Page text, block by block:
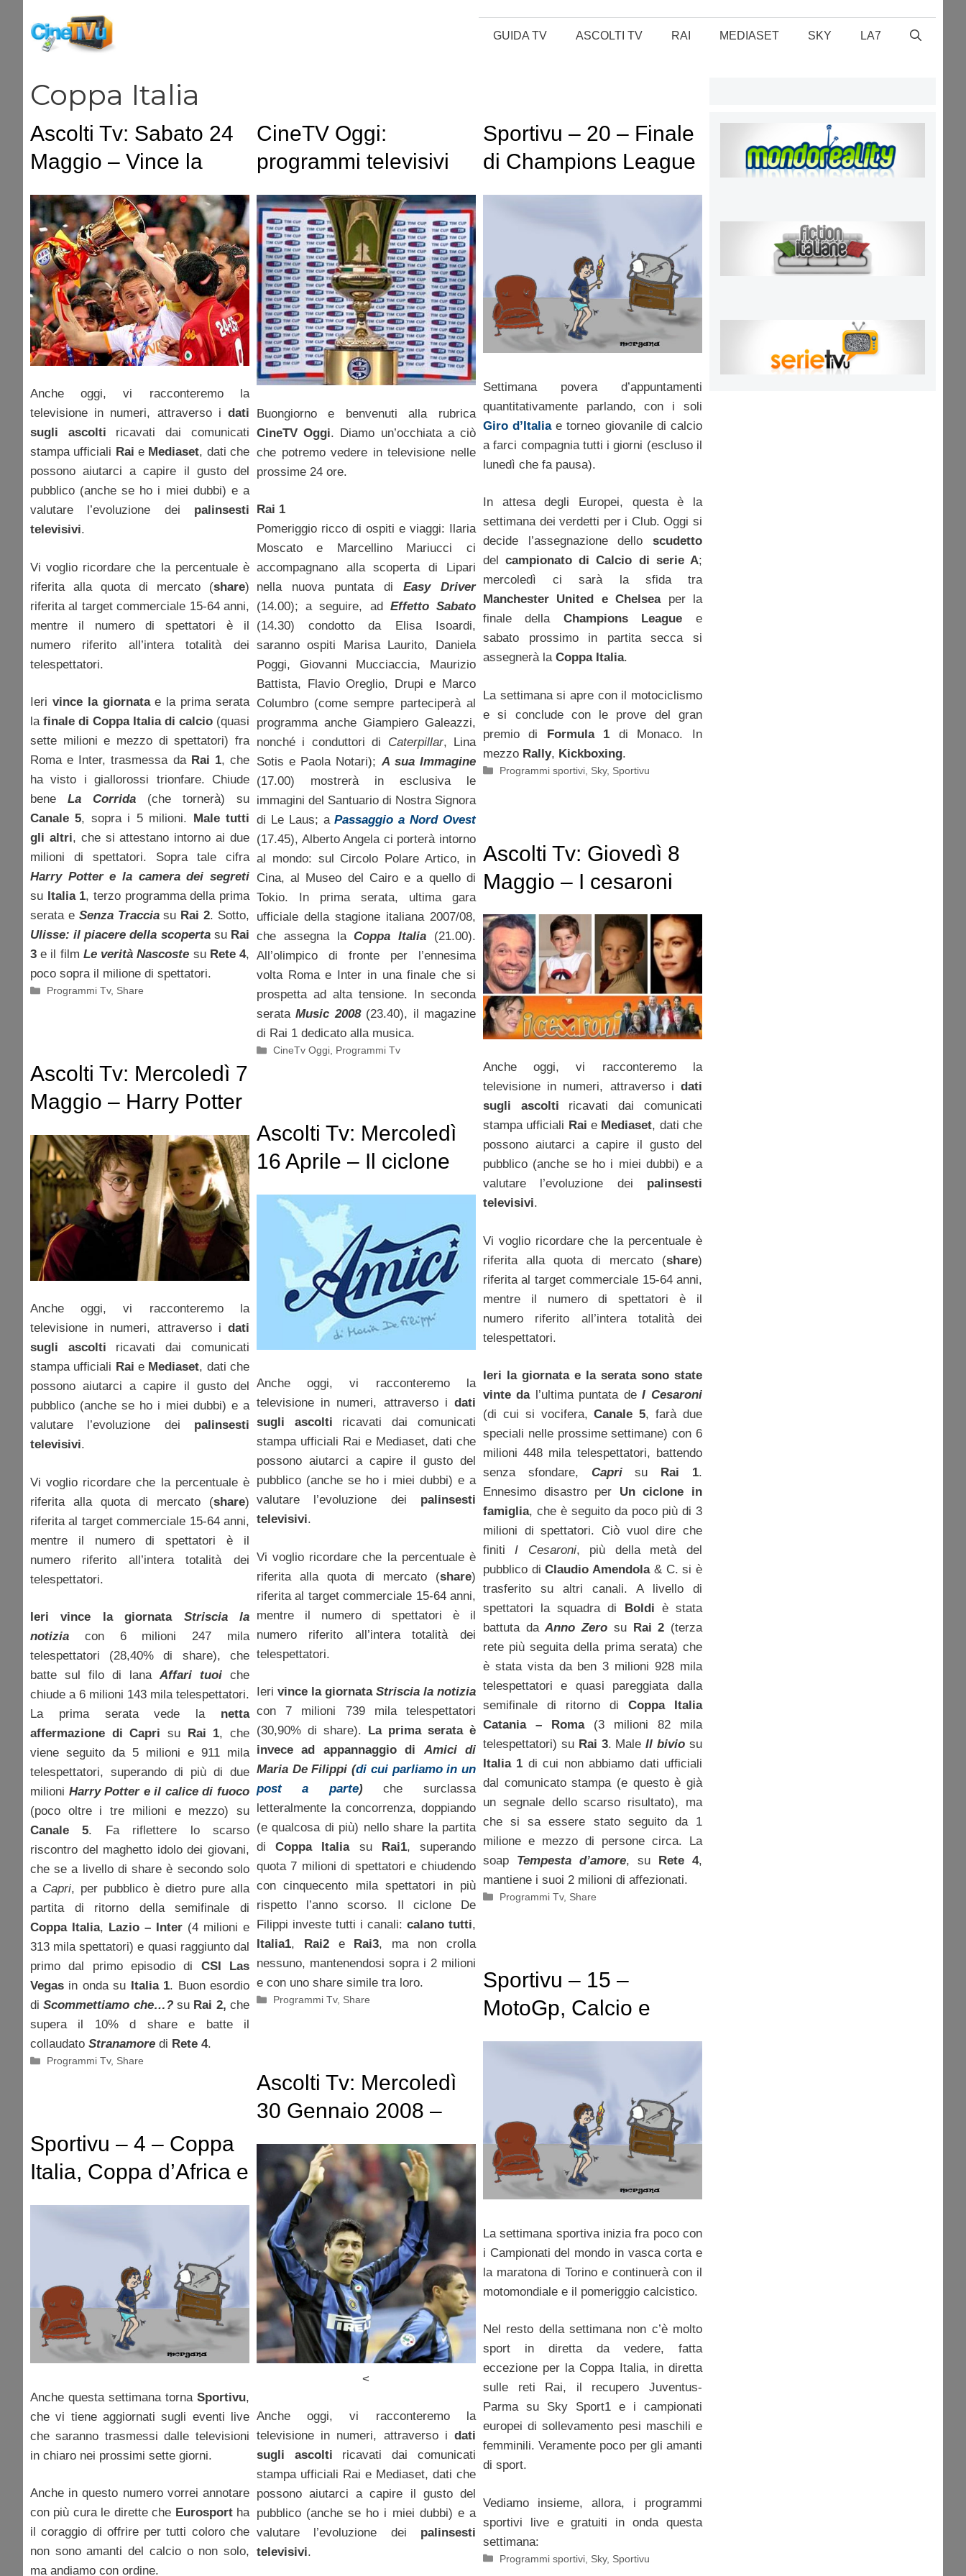
contenuto
GUIDA TV ASCOLTI TV RAI MEDIASET SKY LA7
Coppa Italia
Ascolti Tv: Sabato 24
Maggio – Vince la
finale di Coppa Italia.
Chiude bene La
Corrida
Anche oggi, vi racconteremo la
televisione in numeri, attraverso i dati
sugli ascolti ricavati dai comunicati
stampa ufficiali Rai e Mediaset, dati che
possono aiutarci a capire il gusto del
pubblico (anche se ho i miei dubbi) e a
valutare l’evoluzione dei palinsesti
televisivi.
Vi voglio ricordare che la percentuale è
riferita alla quota di mercato (share)
riferita al target commerciale 15-64 anni,
mentre il numero di spettatori è il
numero riferito all’intera totalità dei
telespettatori.
Ieri vince la giornatae la prima serata
la finale di Coppa Italia di calcio (quasi
sette milioni e mezzo di spettatori) fra
Roma e Inter, trasmessa da Rai 1, che
ha visto i giallorossi trionfare. Chiude
bene La Corrida (che tornerà) su
Canale 5, sopra i 5 milioni.
Male tutti
gli altri, che si attestano intorno ai due
milioni di spettatori. Sopra tale cifra
Harry Potter e la camera dei segreti
su Italia 1, terzo programma della prima
serata e Senza Tracciasu Rai 2. Sotto,
Ulisse: il piacere della scopertasu Rai
3 e il film Le verità Nascoste su Rete 4,
poco sopra il milione di spettatori.
Categorie
Programmi Tv, Share
CineTV Oggi:
programmi televisivi
24 maggio
Buongiorno e benvenuti alla rubrica
CineTV Oggi. Diamo un’occhiata a ciò
che potremo vedere in televisione nelle
prossime 24 ore.
Rai 1
Pomeriggio ricco di ospiti e viaggi: Ilaria
Moscato e Marcellino Mariucci ci
accompagnano alla scoperta di Lipari
nella nuova puntata di Easy Driver
(14.00); a seguire, ad Effetto Sabato
(14.30) condotto da Elisa Isoardi,
saranno ospiti Marisa Laurito, Daniela
Poggi, Giovanni Mucciaccia, Maurizio
Battista, Flavio Oreglio, Drupi e Marco
Columbro (come sempre parteciperà al
programma anche Giampiero Galeazzi,
nonché i conduttori di Caterpillar, Lina
Sotis e Paola Notari); A sua Immagine
(17.00) mostrerà in esclusiva le
immagini del Santuario di Nostra Signora
di Le Laus; aPassaggio a Nord Ovest
(17.45), Alberto Angela ci porterà intorno
al mondo: sul Circolo Polare Artico, in
Cina, al Museo del Cairo e a quello di
Tokio. In prima serata, ultima gara
ufficiale della stagione italiana 2007/08,
che assegna laCoppa Italia (21.00).
All’olimpico di fronte per l’ennesima
volta Roma e Inter in una finale che si
prospetta ad alta tensione. In seconda
serataMusic 2008(23.40), il magazine
di Rai 1 dedicato alla musica.
Categorie
CineTv Oggi Programmi Tv
Sportivu – 20 – Finale
di Champions League
e Coppa Italia.
Settimana povera d’appuntamenti
quantitativamente parlando, con i soli
Giro d’Italiae torneo giovanile di calcio
a farci compagnia tutti i giorni (escluso il
lunedì che fa pausa).
In attesa degli Europei, questa è la
settimana dei verdetti per i Club. Oggi si
decide l’assegnazione dello scudetto
delcampionato di Calcio di serie A;
mercoledì ci sarà la sfida tra
Manchester United e Chelseaper la
finale della Champions League e
sabato prossimo in partita secca si
assegnerà la Coppa Italia.
La settimana si apre con il motociclismo
e si conclude con le prove del gran
premio di Formula 1 di Monaco. In
mezzo Rally, Kickboxing.
Categorie
Programmi sportivi Sky, Sportivu
Ascolti Tv: Giovedì 8
Maggio – I cesaroni
batte Capri, Un
ciclone in famiglia
perde da tutti o quasi
Anche oggi, vi racconteremo la
televisione in numeri, attraverso i dati
sugli ascolti ricavati dai comunicati
stampa ufficiali Rai e Mediaset, dati che
possono aiutarci a capire il gusto del
pubblico (anche se ho i miei dubbi) e a
valutare l’evoluzione dei palinsesti
televisivi.
Vi voglio ricordare che la percentuale è
riferita alla quota di mercato (share)
riferita al target commerciale 15-64 anni,
mentre il numero di spettatori è il
numero riferito all’intera totalità dei
telespettatori.
Ieri la giornata e la serata sono state
vinte dal’ultima puntata deI Cesaroni
(di cui si vocifera,Canale 5, farà due
speciali nelle prossime settimane) con 6
milioni 448 mila telespettatori, battendo
senza sfondare, Caprisu Rai 1.
Ennesimo disastro per Un ciclone in
famiglia, che è seguito da poco più di 3
milioni di spettatori. Ciò vuol dire che
finitiI Cesaroni, più della metà del
pubblico diClaudio Amendola& C. si è
trasferito su altri canali. A livello di
spettatori la squadra di Boldi è stata
battuta daAnno Zero su Rai 2 (terza
rete più seguita della prima serata) che
è stata vista da ben 3 milioni 928 mila
telespettatori e quasi pareggiata dalla
semifinale di ritorno di Coppa Italia
Catania – Roma(3 milioni 82 mila
telespettatori) su Rai 3. MaleIl bivio su
Italia 1 di cui non abbiamo dati ufficiali
dal comunicato stampa (e questo è già
un segnale dello scarso risultato), ma
che si sa essere stato seguito da 1
milione e mezzo di persone circa. La
soap Tempesta d’amore, su Rete 4,
mantiene i suoi 2 milioni di affezionati.
Categorie
Programmi Tv, Share
Ascolti Tv: Mercoledì 7
Maggio – Harry Potter
distrutto da Capri e
Coppa Italia
Anche oggi, vi racconteremo la
televisione in numeri, attraverso i dati
sugli ascolti ricavati dai comunicati
stampa ufficiali Rai e Mediaset, dati che
possono aiutarci a capire il gusto del
pubblico (anche se ho i miei dubbi) e a
valutare l’evoluzione dei palinsesti
televisivi.
Vi voglio ricordare che la percentuale è
riferita alla quota di mercato (share)
riferita al target commerciale 15-64 anni,
mentre il numero di spettatori è il
numero riferito all’intera totalità dei
telespettatori.
Ieri vince la giornata
Striscia la
notizia con 6 milioni 247 mila
telespettatori (28,40% di share), che
batte sul filo di lana Affari tuoi che
chiude a 6 milioni 143 mila telespettatori.
La prima serata vede la netta
affermazione di Capri su Rai 1, che
viene seguito da 5 milioni e 911 mila
telespettatori, superando di più di due
milioni Harry Potter e il calice di fuoco
(poco oltre i tre milioni e mezzo) su
Canale 5. Fa riflettere lo scarso
riscontro del maghetto idolo dei giovani,
che se a livello di share è secondo solo
a Capri, per pubblico è dietro pure alla
partita di ritorno della semifinale di
Coppa Italia, Lazio – Inter (4 milioni e
313 mila spettatori) e quasi raggiunto dal
primo dal primo episodio di CSI Las
Vegas in onda su Italia 1. Buon esordio
diScommettiamo che…?su Rai 2, che
supera il 10% d share e batte il
collaudato Stranamore di Rete 4.
Categorie
Programmi Tv, Share
Ascolti Tv: Mercoledì
16 Aprile – Il ciclone
Maria De Filippi
spazza via tutti
Anche oggi, vi racconteremo la
televisione in numeri, attraverso i dati
sugli ascolti ricavati dai comunicati
stampa ufficiali Rai e Mediaset, dati che
possono aiutarci a capire il gusto del
pubblico (anche se ho i miei dubbi) e a
valutare l’evoluzione dei palinsesti
televisivi.
Vi voglio ricordare che la percentuale è
riferita alla quota di mercato (share)
riferita al target commerciale 15-64 anni,
mentre il numero di spettatori è il
numero riferito all’intera totalità dei
telespettatori.
Ieri vince la giornata Striscia la notizia
con 7 milioni 739 mila telespettatori
(30,90% di share).
La prima serata è
invece ad appannaggio di
Amici di
Maria De Filippi (di cui parliamo in un
post a parte)che surclassa
letteralmente la concorrenza, doppiando
(e qualcosa di più) nello share la partita
diCoppa Italiasu Rai1, superando
quota 7 milioni di spettatori e chiudendo
con cinquecento mila spettatori in più
rispetto l’anno scorso. Il ciclone De
Filippi investe tutti i canali: calano tutti,
Italia1, Rai2e Rai3, ma non crolla
nessuno, mantenendosi sopra i 2 milioni
e con uno share simile tra loro.
Categorie
Programmi Tv, Share
Sportivu – 15 –
MotoGp, Calcio e
sollevamento pesi.
La settimana sportiva inizia fra poco con
i Campionati del mondo in vasca corta e
la maratona di Torino e continuerà con il
motomondiale e il pomeriggio calcistico.
Nel resto della settimana non c’è molto
sport in diretta da vedere, fatta
eccezione per la Coppa Italia, in diretta
sulle reti Rai, il recupero Juventus-
Parma su Sky Sport1 e i campionati
europei di sollevamento pesi maschili e
femminili. Veramente poco per gli amanti
di sport.
Vediamo insieme, allora, i programmi
sportivi live e gratuiti in onda questa
settimana:
Categorie
Programmi sportivi Sky, Sportivu
Ascolti Tv: Mercoledì
30 Gennaio 2008 –
Vince Juve – Inter,
Fiorello e Porta a
Porta. Crolla Striscia
<
Anche oggi, vi racconteremo la
televisione in numeri, attraverso i dati
sugli ascolti ricavati dai comunicati
stampa ufficiali Rai e Mediaset, dati che
possono aiutarci a capire il gusto del
pubblico (anche se ho i miei dubbi) e a
valutare l’evoluzione dei palinsesti
televisivi.
Sportivu – 4 – Coppa
Italia, Coppa d’Africa e
niente più
Anche questa settimana torna Sportivu,
che vi tiene aggiornati sugli eventi live
che saranno trasmessi dalle televisioni
in chiaro nei prossimi sette giorni.
Anche in questo numero vorrei annotare
con più cura le dirette che Eurosportha
il coraggio di offrire per tutti coloro che
non sono amanti del calcio o non solo,
ma andiamo con ordine.